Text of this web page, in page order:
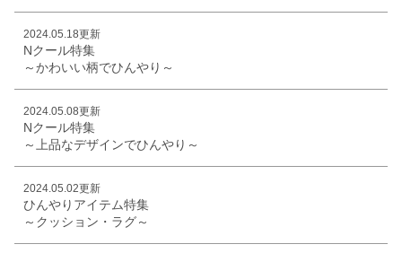
2024.05.18更新
Nクール特集
～かわいい柄でひんやり～
2024.05.08更新
Nクール特集
～上品なデザインでひんやり～
2024.05.02更新
ひんやりアイテム特集
～クッション・ラグ～